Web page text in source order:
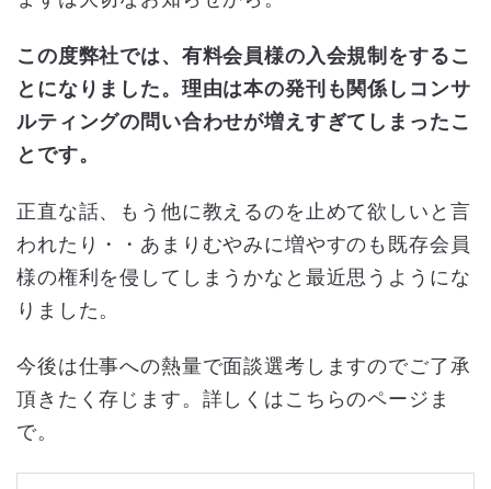
この度弊社では、有料会員様の入会規制をするこ
とになりました。理由は本の発刊も関係しコンサ
ルティングの問い合わせが増えすぎてしまったこ
とです。
正直な話、もう他に教えるのを止めて欲しいと言
われたり・・あまりむやみに増やすのも既存会員
様の権利を侵してしまうかなと最近思うようにな
りました。
今後は仕事への熱量で面談選考しますのでご了承
頂きたく存じます。詳しくはこちらのページま
で。